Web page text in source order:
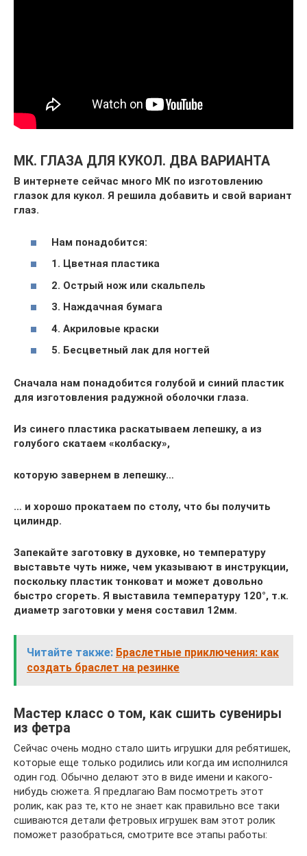
МК. ГЛАЗА ДЛЯ КУКОЛ. ДВА ВАРИАНТА
В интернете сейчас много МК по изготовлению
глазок для кукол. Я решила добавить и свой вариант
глаз.
Нам понадобится:
1. Цветная пластика
2. Острый нож или скальпель
3. Наждачная бумага
4. Акриловые краски
5. Бесцветный лак для ногтей
Сначала нам понадобится голубой и синий пластик
для изготовления радужной оболочки глаза.
Из синего пластика раскатываем лепешку, а из
голубого скатаем «колбаску»,
которую завернем в лепешку…
… и хорошо прокатаем по столу, что бы получить
цилиндр.
Запекайте заготовку в духовке, но температуру
выставьте чуть ниже, чем указывают в инструкции,
поскольку пластик тонковат и может довольно
быстро сгореть. Я выставила температуру 120°, т.к.
диаметр заготовки у меня составил 12мм.
Читайте также: Браслетные приключения: как
создать браслет на резинке
Мастер класс о том, как сшить сувениры
из фетра
Сейчас очень модно стало шить игрушки для ребятишек,
которые еще только родились или когда им исполнился
один год. Обычно делают это в виде имени и какого-
нибудь сюжета. Я предлагаю Вам посмотреть этот
ролик, как раз те, кто не знает как правильно все таки
сшиваются детали фетровых игрушек вам этот ролик
поможет разобраться, смотрите все этапы работы: